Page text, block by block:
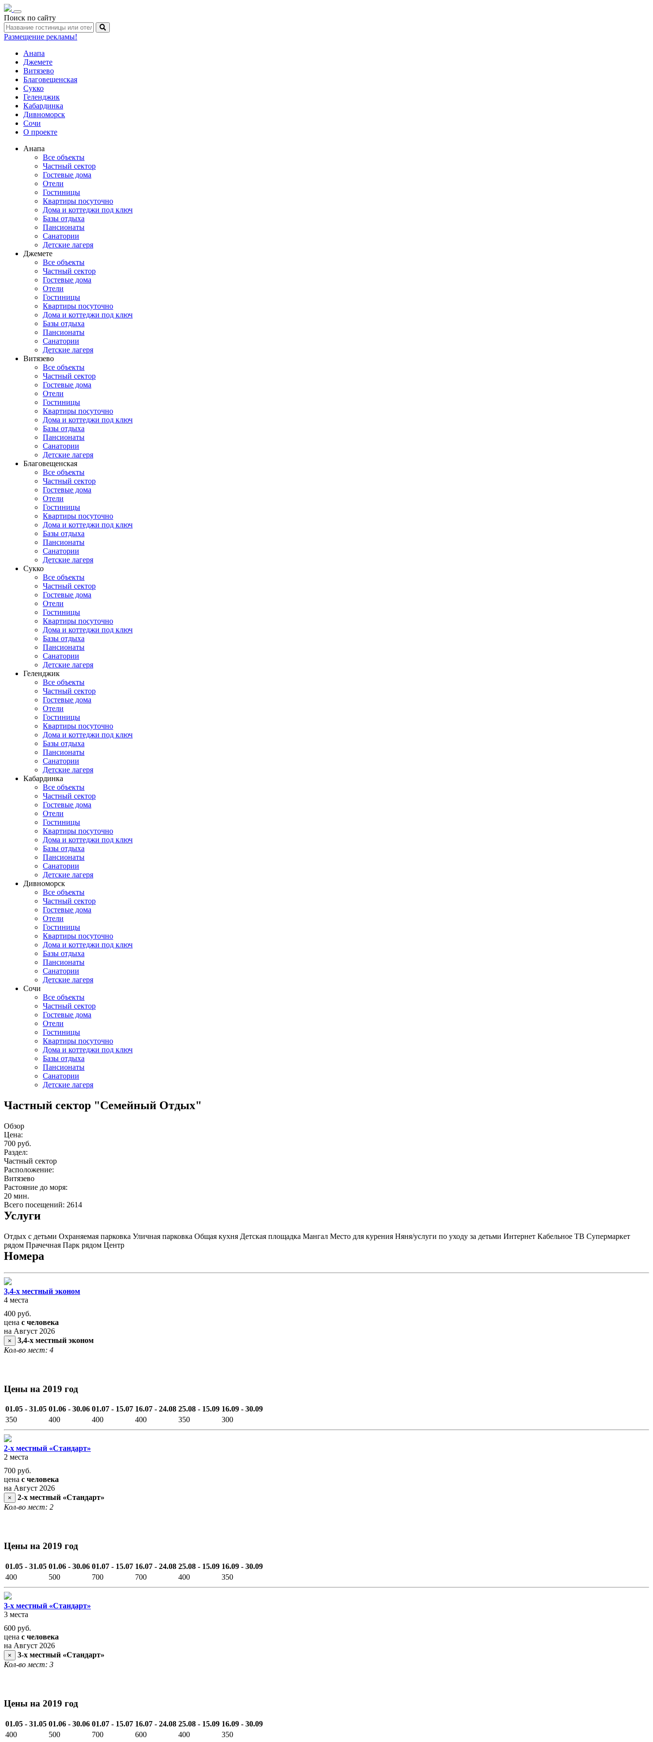
Toggle
navigation
Поиск по сайту
Размещение рекламы!
Анапа
Джемете
Витязево
Благовещенская
Сукко
Геленджик
Кабардинка
Дивноморск
Сочи
О проекте
Анапа
Все объекты
Частный сектор
Гостевые дома
Отели
Гостиницы
Квартиры посуточно
Дома и коттеджи под ключ
Базы отдыха
Пансионаты
Санатории
Детские лагеря
Джемете
Все объекты
Частный сектор
Гостевые дома
Отели
Гостиницы
Квартиры посуточно
Дома и коттеджи под ключ
Базы отдыха
Пансионаты
Санатории
Детские лагеря
Витязево
Все объекты
Частный сектор
Гостевые дома
Отели
Гостиницы
Квартиры посуточно
Дома и коттеджи под ключ
Базы отдыха
Пансионаты
Санатории
Детские лагеря
Благовещенская
Все объекты
Частный сектор
Гостевые дома
Отели
Гостиницы
Квартиры посуточно
Дома и коттеджи под ключ
Базы отдыха
Пансионаты
Санатории
Детские лагеря
Сукко
Все объекты
Частный сектор
Гостевые дома
Отели
Гостиницы
Квартиры посуточно
Дома и коттеджи под ключ
Базы отдыха
Пансионаты
Санатории
Детские лагеря
Геленджик
Все объекты
Частный сектор
Гостевые дома
Отели
Гостиницы
Квартиры посуточно
Дома и коттеджи под ключ
Базы отдыха
Пансионаты
Санатории
Детские лагеря
Кабардинка
Все объекты
Частный сектор
Гостевые дома
Отели
Гостиницы
Квартиры посуточно
Дома и коттеджи под ключ
Базы отдыха
Пансионаты
Санатории
Детские лагеря
Дивноморск
Все объекты
Частный сектор
Гостевые дома
Отели
Гостиницы
Квартиры посуточно
Дома и коттеджи под ключ
Базы отдыха
Пансионаты
Санатории
Детские лагеря
Сочи
Все объекты
Частный сектор
Гостевые дома
Отели
Гостиницы
Квартиры посуточно
Дома и коттеджи под ключ
Базы отдыха
Пансионаты
Санатории
Детские лагеря
Частный сектор "Семейный Отдых"
Обзор
Цена:
700 руб.
Раздел:
Частный сектор
Расположение:
Витязево
Растояние до моря:
20 мин.
Всего посещений: 2614
Услуги
Отдых с детьми Охраняемая парковка Уличная парковка Общая кухня Детская площадка Мангал Место для курения Няня/услуги по уходу за детьми Интернет Кабельное ТВ Супермаркет
рядом Прачечная Парк рядом Центр
Номера
3,4-х местный эконом
4 места
400 руб.
цена с человека
на Август 2026
×
3,4-х местный эконом
Кол-во мест: 4
Цены на 2019 год
01.05 - 31.05 01.06 - 30.06 01.07 - 15.07 16.07 - 24.08 25.08 - 15.09 16.09 - 30.09
350
400 400 400 350 300
2-х местный «Стандарт»
2 места
700 руб.
цена с человека
на Август 2026
×
2-х местный «Стандарт»
Кол-во мест: 2
Цены на 2019 год
01.05 - 31.05 01.06 - 30.06 01.07 - 15.07 16.07 - 24.08 25.08 - 15.09 16.09 - 30.09
400
500 700 700 400 350
3-х местный «Стандарт»
3 места
600 руб.
цена с человека
на Август 2026
×
3-х местный «Стандарт»
Кол-во мест: 3
Цены на 2019 год
01.05 - 31.05 01.06 - 30.06 01.07 - 15.07 16.07 - 24.08 25.08 - 15.09 16.09 - 30.09
400
500 700 600 400 350